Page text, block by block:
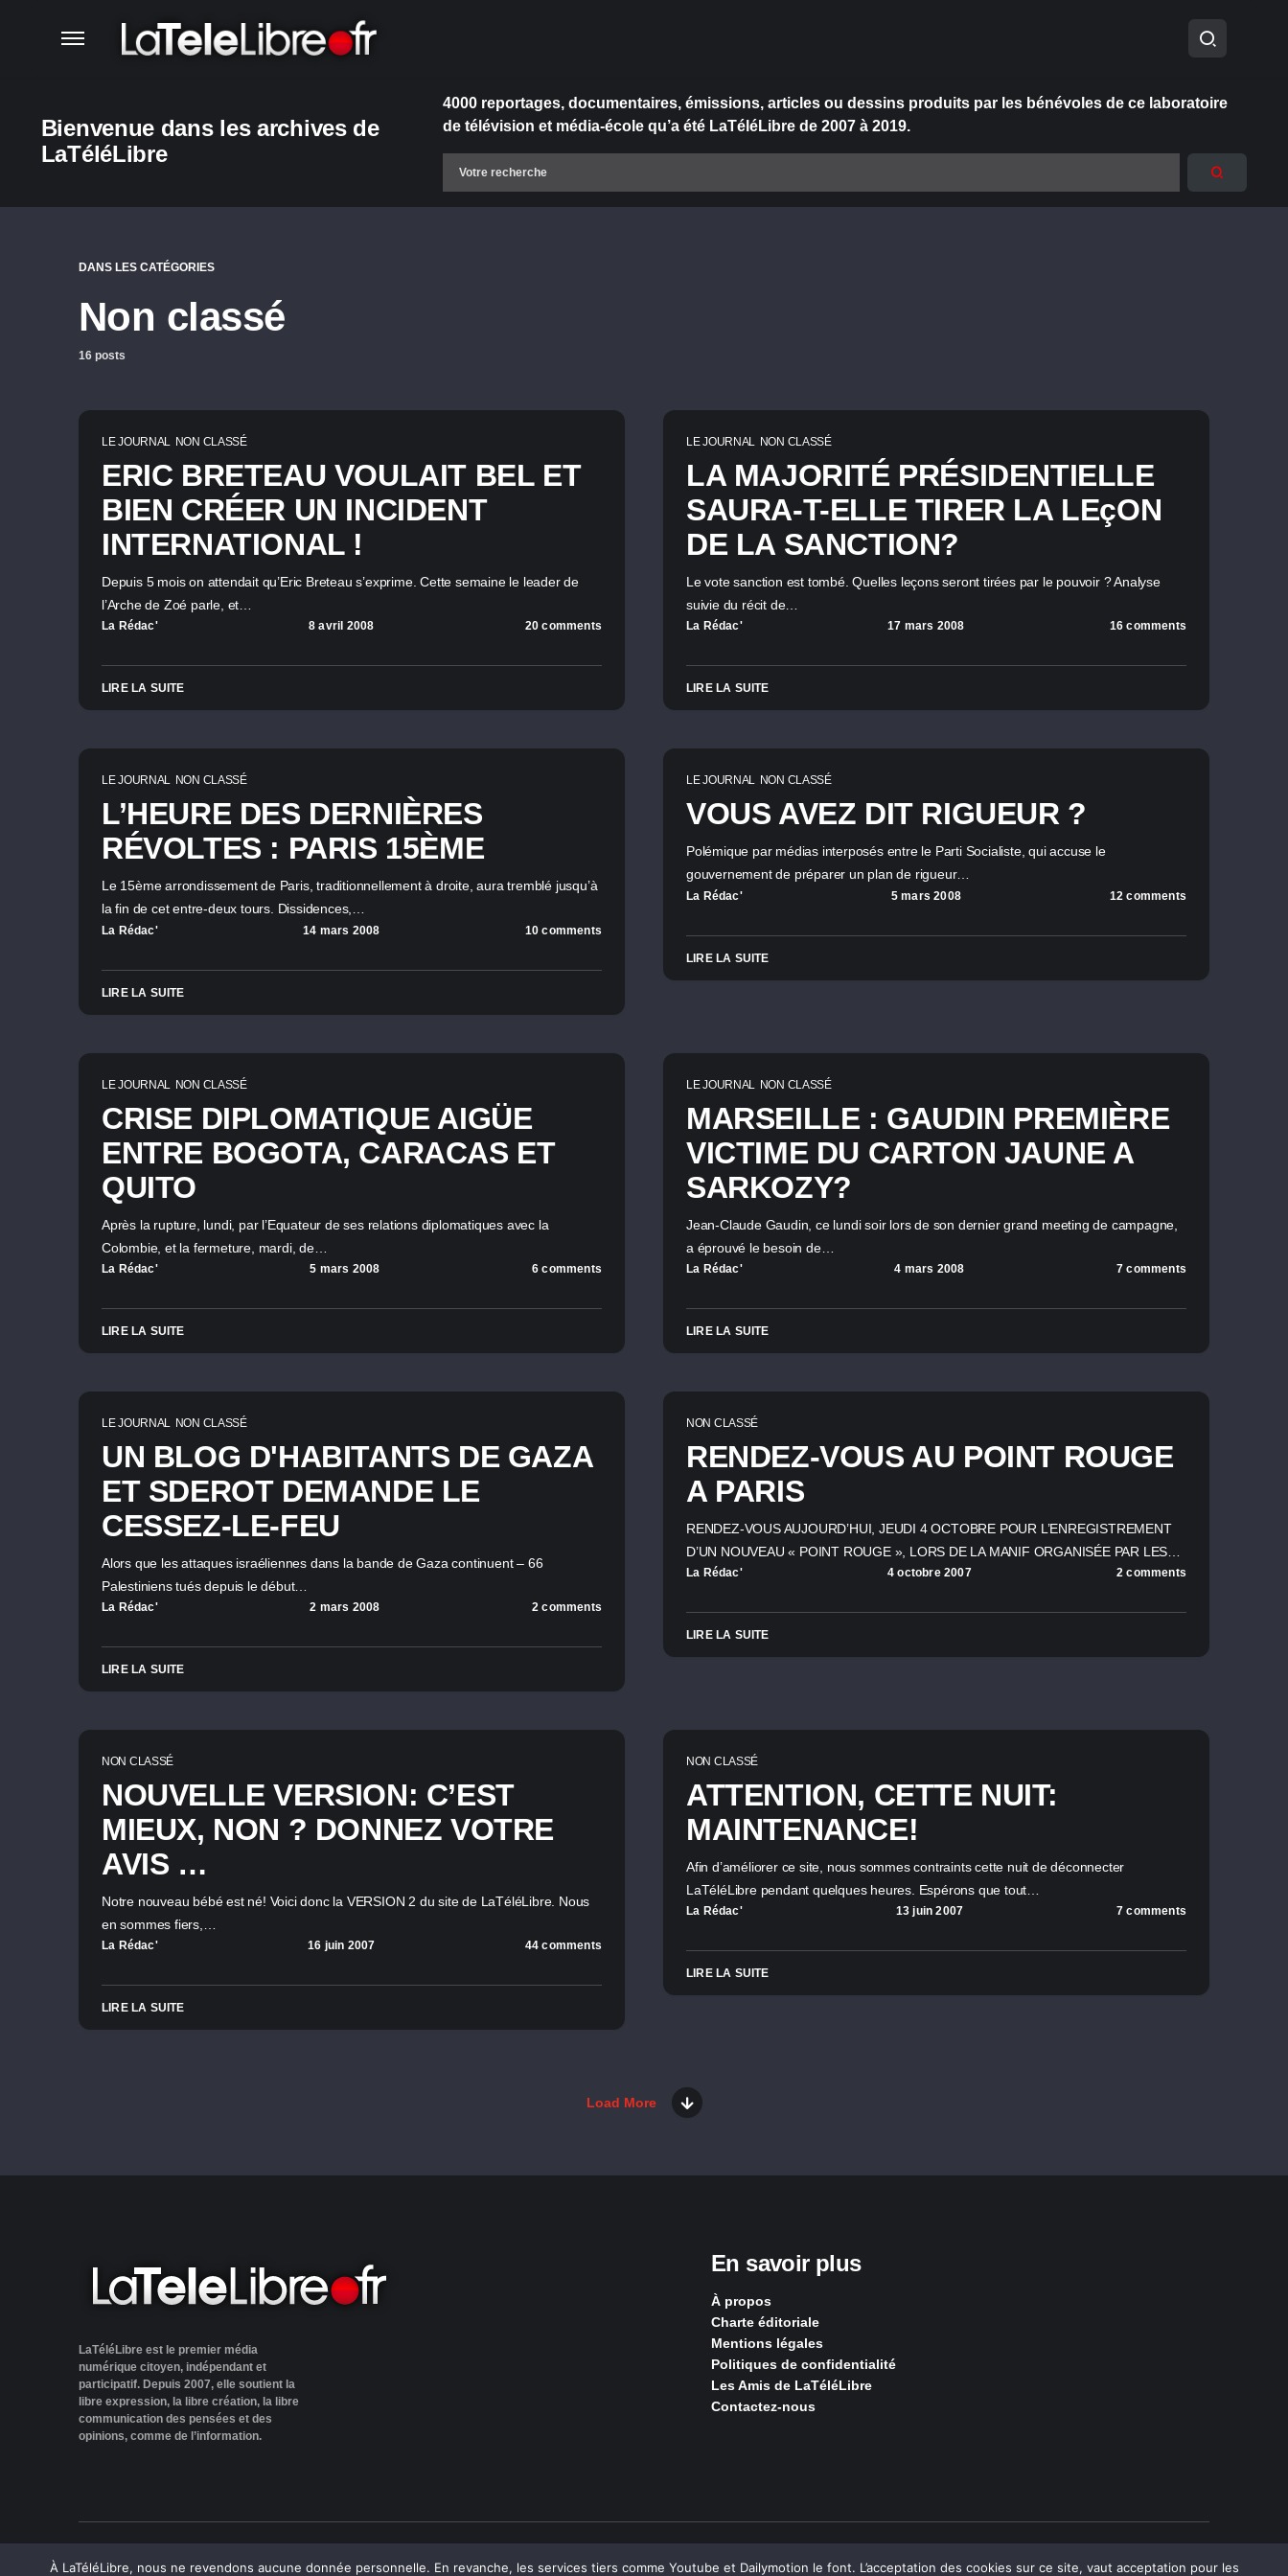
Bienvenue dans les archives de
LaTéléLibre
4000 reportages, documentaires, émissions, articles ou dessins produits par les bénévoles de ce laboratoire
de télévision et média-école qu’a été LaTéléLibre de 2007 à 2019.
DANS LES CATÉGORIES
Non classé
16 posts
LE JOURNAL NON CLASSÉ
ERIC BRETEAU VOULAIT BEL ET
BIEN CRÉER UN INCIDENT
INTERNATIONAL !
Depuis 5 mois on attendait qu’Eric Breteau s’exprime. Cette semaine le leader de
l’Arche de Zoé parle, et…
La Rédac' 8 avril 2008 20 comments
LIRE LA SUITE
LE JOURNAL NON CLASSÉ
LA MAJORITÉ PRÉSIDENTIELLE
SAURA-T-ELLE TIRER LA LEçON
DE LA SANCTION?
Le vote sanction est tombé. Quelles leçons seront tirées par le pouvoir ? Analyse
suivie du récit de…
La Rédac' 17 mars 2008 16 comments
LIRE LA SUITE
LE JOURNAL NON CLASSÉ
L’HEURE DES DERNIÈRES
RÉVOLTES : PARIS 15ÈME
Le 15ème arrondissement de Paris, traditionnellement à droite, aura tremblé jusqu’à
la fin de cet entre-deux tours. Dissidences,…
La Rédac' 14 mars 2008 10 comments
LIRE LA SUITE
LE JOURNAL NON CLASSÉ
VOUS AVEZ DIT RIGUEUR ?
Polémique par médias interposés entre le Parti Socialiste, qui accuse le
gouvernement de préparer un plan de rigueur…
La Rédac' 5 mars 2008 12 comments
LIRE LA SUITE
LE JOURNAL NON CLASSÉ
CRISE DIPLOMATIQUE AIGÜE
ENTRE BOGOTA, CARACAS ET
QUITO
Après la rupture, lundi, par l’Equateur de ses relations diplomatiques avec la
Colombie, et la fermeture, mardi, de…
La Rédac' 5 mars 2008 6 comments
LIRE LA SUITE
LE JOURNAL NON CLASSÉ
MARSEILLE : GAUDIN PREMIÈRE
VICTIME DU CARTON JAUNE A
SARKOZY?
Jean-Claude Gaudin, ce lundi soir lors de son dernier grand meeting de campagne,
a éprouvé le besoin de…
La Rédac' 4 mars 2008 7 comments
LIRE LA SUITE
LE JOURNAL NON CLASSÉ
UN BLOG D'HABITANTS DE GAZA
ET SDEROT DEMANDE LE
CESSEZ-LE-FEU
Alors que les attaques israéliennes dans la bande de Gaza continuent – 66
Palestiniens tués depuis le début…
La Rédac' 2 mars 2008 2 comments
LIRE LA SUITE
NON CLASSÉ
RENDEZ-VOUS AU POINT ROUGE
A PARIS
RENDEZ-VOUS AUJOURD’HUI, JEUDI 4 OCTOBRE POUR L’ENREGISTREMENT
D’UN NOUVEAU « POINT ROUGE », LORS DE LA MANIF ORGANISÉE PAR LES…
La Rédac' 4 octobre 2007 2 comments
LIRE LA SUITE
NON CLASSÉ
NOUVELLE VERSION: C’EST
MIEUX, NON ? DONNEZ VOTRE
AVIS …
Notre nouveau bébé est né! Voici donc la VERSION 2 du site de LaTéléLibre. Nous
en sommes fiers,…
La Rédac' 16 juin 2007 44 comments
LIRE LA SUITE
NON CLASSÉ
ATTENTION, CETTE NUIT:
MAINTENANCE!
Afin d’améliorer ce site, nous sommes contraints cette nuit de déconnecter
LaTéléLibre pendant quelques heures. Espérons que tout…
La Rédac' 13 juin 2007 7 comments
LIRE LA SUITE
Load More
LaTéléLibre est le premier média
numérique citoyen, indépendant et
participatif. Depuis 2007, elle soutient la
libre expression, la libre création, la libre
communication des pensées et des
opinions, comme de l’information.
En savoir plus
À propos
Charte éditoriale
Mentions légales
Politiques de confidentialité
Les Amis de LaTéléLibre
Contactez-nous
À LaTéléLibre, nous ne revendons aucune donnée personnelle. En revanche, les services tiers comme Youtube et Dailymotion le font. L’acceptation des cookies sur ce site, vaut acceptation pour les